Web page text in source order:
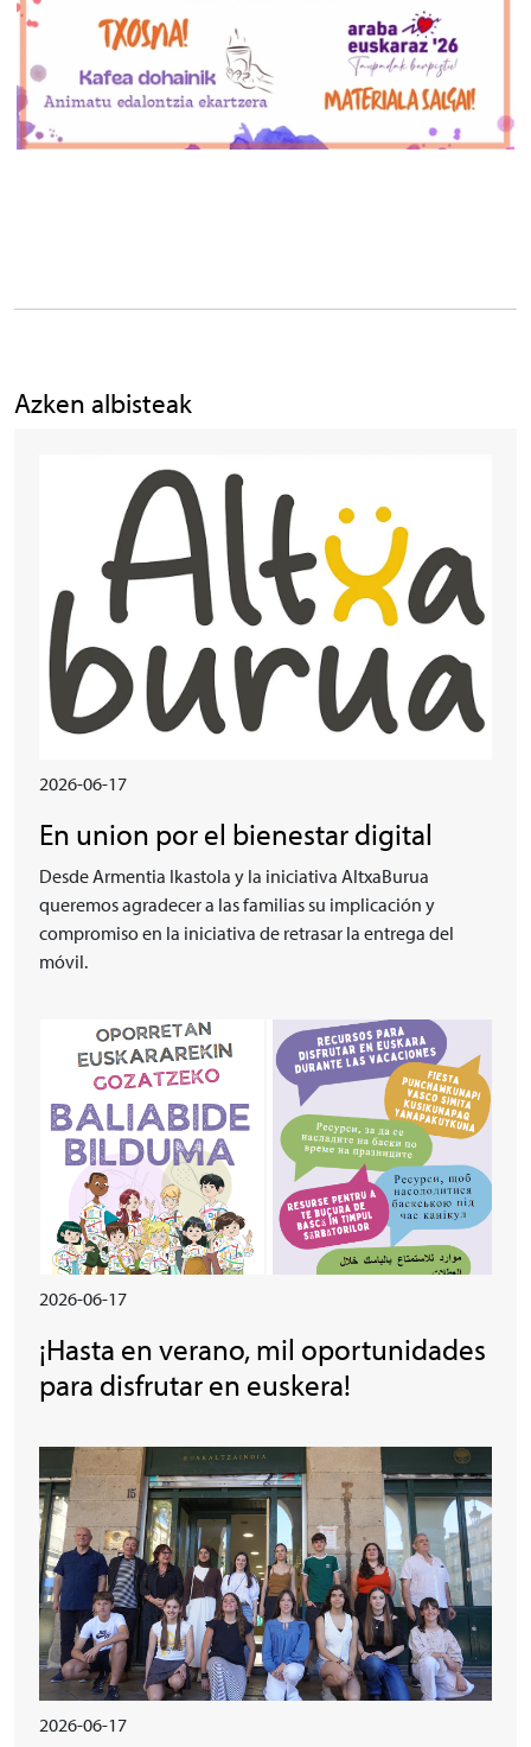
Azken albisteak
2026-06-17
En union por el bienestar digital
Desde Armentia Ikastola y la iniciativa AltxaBurua
queremos agradecer a las familias su implicación y
compromiso en la iniciativa de retrasar la entrega del
móvil.
2026-06-17
¡Hasta en verano, mil oportunidades
para disfrutar en euskera!
Irudia
2026-06-17